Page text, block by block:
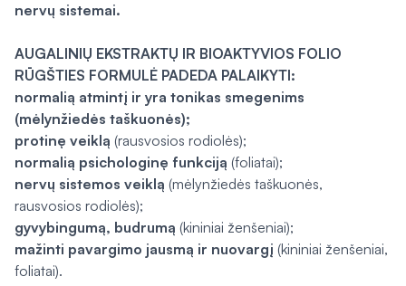
nervų sistemai.
AUGALINIŲ EKSTRAKTŲ IR BIOAKTYVIOS FOLIO
RŪGŠTIES FORMULĖ PADEDA PALAIKYTI:
normalią atmintį ir yra tonikas smegenims
(mėlynžiedės taškuonės);
protinę veiklą (rausvosios rodiolės);
normalią psichologinę funkciją (foliatai);
nervų sistemos veiklą (mėlynžiedės taškuonės,
rausvosios rodiolės);
gyvybingumą, budrumą (kininiai ženšeniai);
mažinti pavargimo jausmą ir nuovargį (kininiai ženšeniai,
foliatai).